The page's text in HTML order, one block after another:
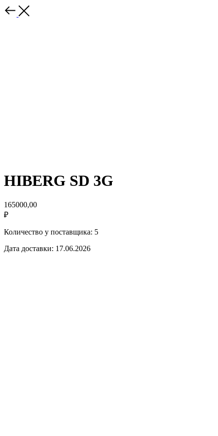
HIBERG SD 3G
165000,00
₽
Количество у поставщика: 5
Дата доставки: 17.06.2026